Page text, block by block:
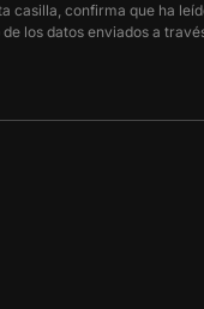
casilla, confirma que ha
los datos enviados a